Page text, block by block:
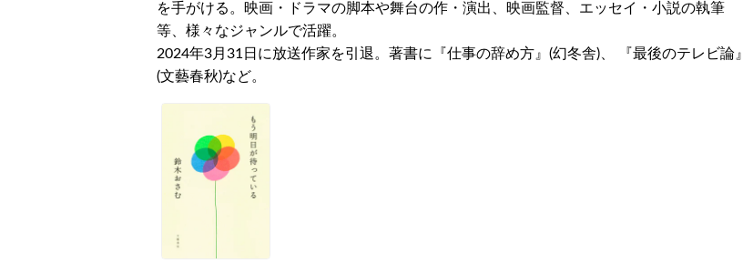
を手がける。映画・ドラマの脚本や舞台の作・演出、映画監督、エッセイ・小説の執筆
等、様々なジャンルで活躍。
2024年3月31日に放送作家を引退。著書に『仕事の辞め方』(幻冬舎)、 『最後のテレビ論』
(文藝春秋)など。